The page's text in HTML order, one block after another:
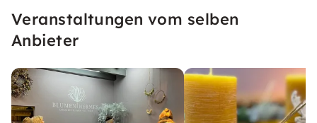
Veranstaltungen vom selben
Anbieter